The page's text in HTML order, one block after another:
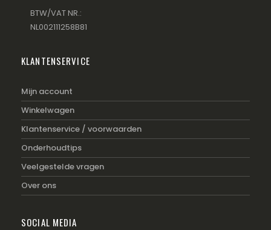
BTW/VAT NR.:
NL002111258B81
KLANTENSERVICE
Mijn account
Winkelwagen
Klantenservice / voorwaarden
Onderhoudtips
Veelgestelde vragen
Over ons
SOCIAL MEDIA